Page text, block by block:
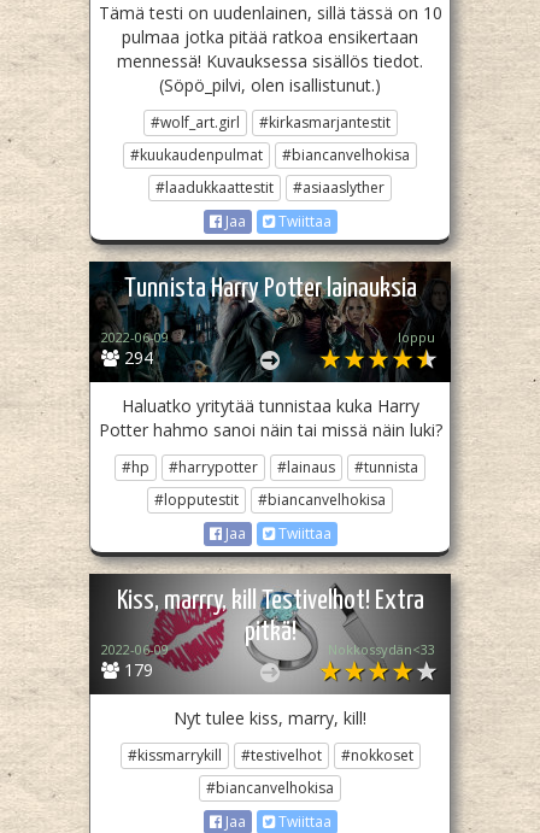
Tämä testi on uudenlainen, sillä tässä on 10
pulmaa jotka pitää ratkoa ensikertaan
mennessä! Kuvauksessa sisällös tiedot.
(Söpö_pilvi, olen isallistunut.)
#wolf_art.girl
#kirkasmarjantestit
#kuukaudenpulmat
#biancanvelhokisa
#laadukkaattestit
#asiaaslyther
Jaa
Twiittaa
Tunnista Harry Potter lainauksia
294
2022-06-09 loppu
Haluatko yritytää tunnistaa kuka Harry
Potter hahmo sanoi näin tai missä näin luki?
#hp #harrypotter #lainaus
#tunnista
#lopputestit
#biancanvelhokisa
Jaa
Twiittaa
Kiss, marrry, kill Testivelhot! Extra
pitkä!
179
2022-06-09 Nokkossydän<33
Nyt tulee kiss, marry, kill!
#kissmarrykill #testivelhot
#nokkoset
#biancanvelhokisa
Jaa
Twiittaa